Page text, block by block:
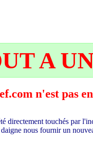
A
n'est pas
directement touchés par
nous fournir un